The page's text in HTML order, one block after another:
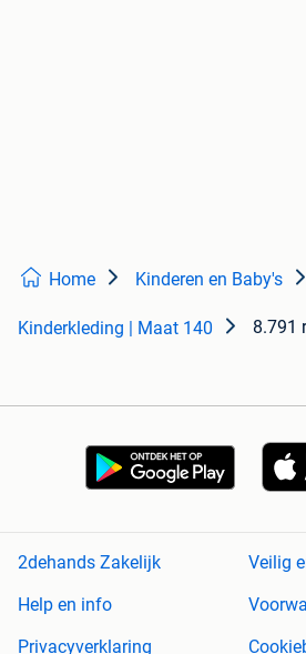
Home Kinderen en Baby's
Kinderkleding | Maat 140 8.791
2dehands Zakelijk
Veilig
Help en info
Privacyverklaring